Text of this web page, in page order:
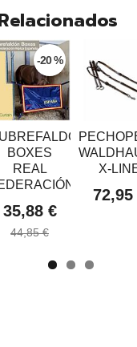
-20 %
BOXES
REAL
35,88 €
44,85 €
X-
72,95